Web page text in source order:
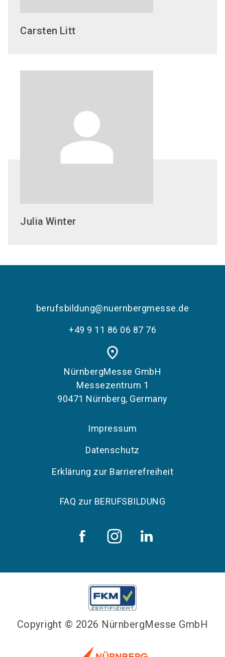
Carsten Litt
Julia Winter
berufsbildung@nuernbergmesse.de
+49 9 11 86 06 87 76
place
NürnbergMesse GmbH
Messezentrum 1
90471 Nürnberg, Germany
Impressum
Datenschutz
Erklärung zur Barrierefreiheit
FAQ zur BERUFSBILDUNG
Copyright © 2026 NürnbergMesse GmbH